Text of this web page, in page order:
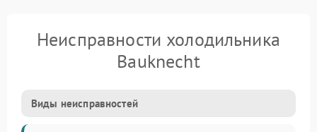
Неисправности холодильника
Bauknecht
Виды неисправностей